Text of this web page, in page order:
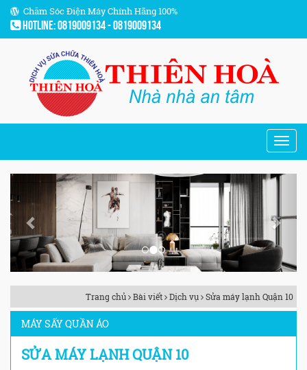
Chăm Sóc Điện Máy Chính Hãng 100%
Hotline: 0819009134 - 0819009134
Previous Next
Trang chủ Bài viết Dịch vụ Sửa máy lạnh Quận 10
MÁY SẤY QUẦN ÁO
SỬA MÁY LẠNH QUẬN 10